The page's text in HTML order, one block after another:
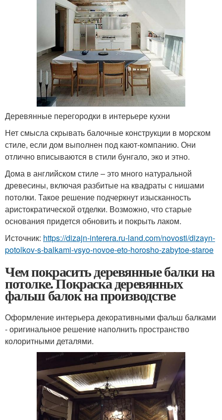
Деревянные перегородки в интерьере кухни
Нет смысла скрывать балочные конструкции в морском
стиле, если дом выполнен под кают-компанию. Они
отлично вписываются в стили бунгало, эко и этно.
Дома в английском стиле – это много натуральной
древесины, включая разбитые на квадраты с нишами
потолки. Такое решение подчеркнут изысканность
аристократической отделки. Возможно, что старые
основания придется обновить и покрыть лаком.
Источник: https://dizajn-interera.ru-land.com/novosti/dizayn-
potolkov-s-balkami-vsyo-novoe-eto-horosho-zabytoe-staroe
Чем покрасить деревянные балки на
потолке. Покраска деревянных
фальш балок на производстве
Оформление интерьера декоративными фальш балками
- оригинальное решение наполнить пространство
колоритными деталями.